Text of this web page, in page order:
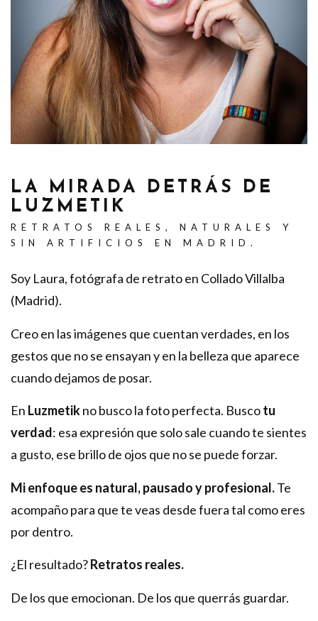
LA MIRADA DETRÁS DE
LUZMETIK
RETRATOS REALES, NATURALES Y
SIN ARTIFICIOS EN MADRID.
Soy Laura, fotógrafa de retrato en Collado Villalba
(Madrid).
Creo en las imágenes que cuentan verdades, en los
gestos que no se ensayan y en la belleza que aparece
cuando dejamos de posar.
En Luzmetikno busco la foto perfecta. Buscotu
verdad: esa expresión que solo sale cuando te sientes
a gusto, ese brillo de ojos que no se puede forzar.
Mi enfoque es natural, pausado y profesional.Te
acompaño para que te veas desde fuera tal como eres
por dentro.
¿El resultado?Retratos reales.
De los que emocionan. De los que querrás guardar.